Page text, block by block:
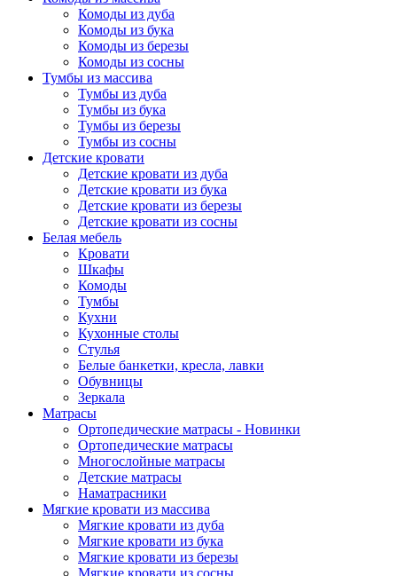
Комоды из дуба
Комоды из бука
Комоды из березы
Комоды из сосны
Тумбы из массива
Тумбы из дуба
Тумбы из бука
Тумбы из березы
Тумбы из сосны
Детские кровати
Детские кровати из дуба
Детские кровати из бука
Детские кровати из березы
Детские кровати из сосны
Белая мебель
Кровати
Шкафы
Комоды
Тумбы
Кухни
Кухонные столы
Стулья
Белые банкетки, кресла, лавки
Обувницы
Зеркала
Матрасы
Ортопедические матрасы - Новинки
Ортопедические матрасы
Многослойные матрасы
Детские матрасы
Наматрасники
Мягкие кровати из массива
Мягкие кровати из дуба
Мягкие кровати из бука
Мягкие кровати из березы
Мягкие кровати из сосны